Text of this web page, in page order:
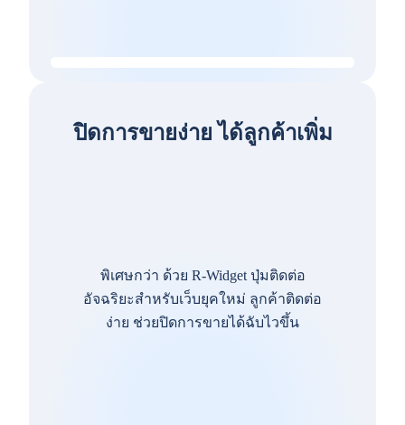
ปิดการขายง่าย ได้ลูกค้าเพิ่ม
พิเศษกว่า ด้วย R-Widget ปุ่มติดต่อ
อัจฉริยะสำหรับเว็บยุคใหม่ ลูกค้าติดต่อ
ง่าย ช่วยปิดการขายได้ฉับไวขึ้น